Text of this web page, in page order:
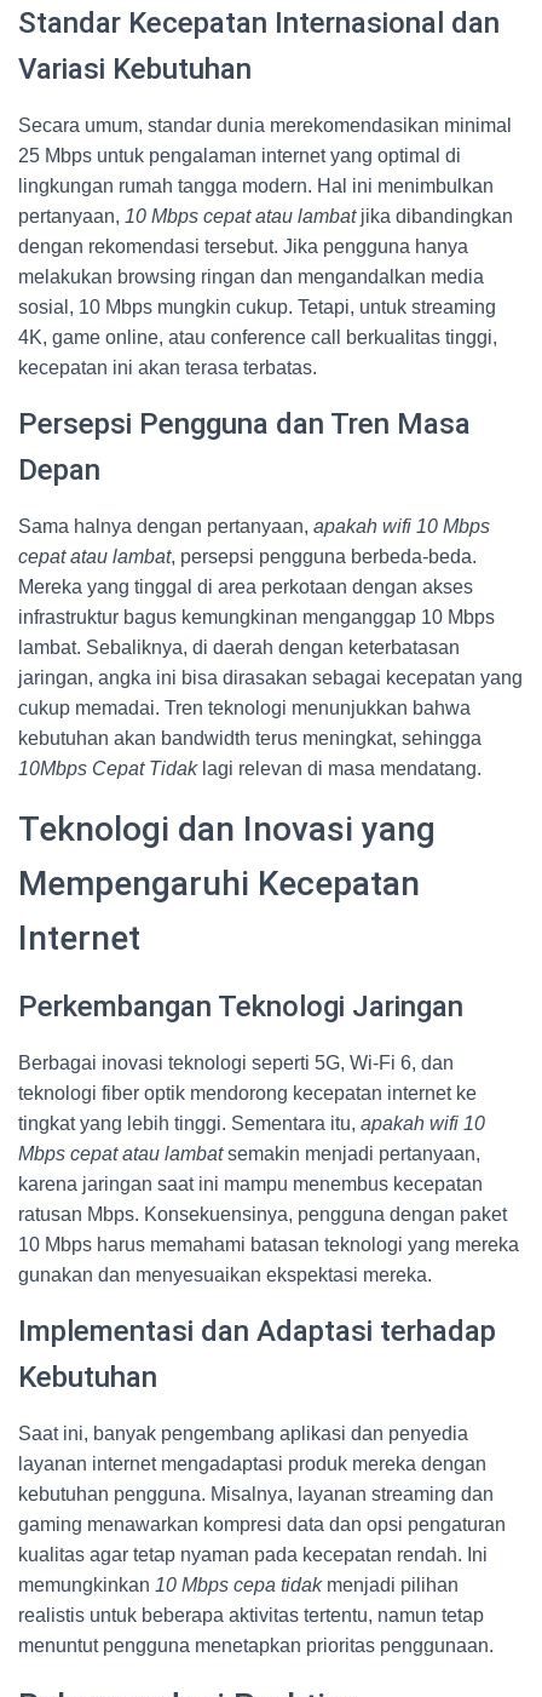
Standar Kecepatan Internasional dan
Variasi Kebutuhan
Secara umum, standar dunia merekomendasikan minimal
25 Mbps untuk pengalaman internet yang optimal di
lingkungan rumah tangga modern. Hal ini menimbulkan
pertanyaan, 10 Mbps cepat atau lambatjika dibandingkan
dengan rekomendasi tersebut. Jika pengguna hanya
melakukan browsing ringan dan mengandalkan media
sosial, 10 Mbps mungkin cukup. Tetapi, untuk streaming
4K, game online, atau conference call berkualitas tinggi,
kecepatan ini akan terasa terbatas.
Persepsi Pengguna dan Tren Masa
Depan
Sama halnya dengan pertanyaan, apakah wifi 10 Mbps
cepat atau lambat, persepsi pengguna berbeda-beda.
Mereka yang tinggal di area perkotaan dengan akses
infrastruktur bagus kemungkinan menganggap 10 Mbps
lambat. Sebaliknya, di daerah dengan keterbatasan
jaringan, angka ini bisa dirasakan sebagai kecepatan yang
cukup memadai. Tren teknologi menunjukkan bahwa
kebutuhan akan bandwidth terus meningkat, sehingga
10Mbps Cepat Tidaklagi relevan di masa mendatang.
Teknologi dan Inovasi yang
Mempengaruhi Kecepatan
Internet
Perkembangan Teknologi Jaringan
Berbagai inovasi teknologi seperti 5G, Wi-Fi 6, dan
teknologi fiber optik mendorong kecepatan internet ke
tingkat yang lebih tinggi. Sementara itu, apakah wifi 10
Mbps cepat atau lambatsemakin menjadi pertanyaan,
karena jaringan saat ini mampu menembus kecepatan
ratusan Mbps. Konsekuensinya, pengguna dengan paket
10 Mbps harus memahami batasan teknologi yang mereka
gunakan dan menyesuaikan ekspektasi mereka.
Implementasi dan Adaptasi terhadap
Kebutuhan
Saat ini, banyak pengembang aplikasi dan penyedia
layanan internet mengadaptasi produk mereka dengan
kebutuhan pengguna. Misalnya, layanan streaming dan
gaming menawarkan kompresi data dan opsi pengaturan
kualitas agar tetap nyaman pada kecepatan rendah. Ini
memungkinkan 10 Mbps cepa tidakmenjadi pilihan
realistis untuk beberapa aktivitas tertentu, namun tetap
menuntut pengguna menetapkan prioritas penggunaan.